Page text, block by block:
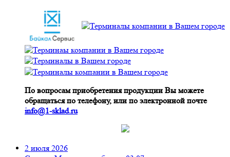
По вопросам приобретения продукции Вы можете
обращаться по телефону, или по электронной почте
info@1-sklad.ru
2 июля 2026